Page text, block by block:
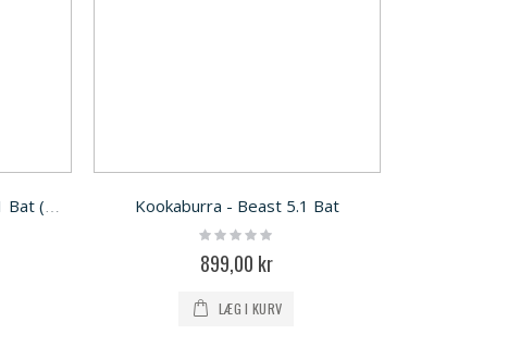
Kookaburra - Beast 5.1 Bat
Rating:
899,00 kr
LÆG I KURV